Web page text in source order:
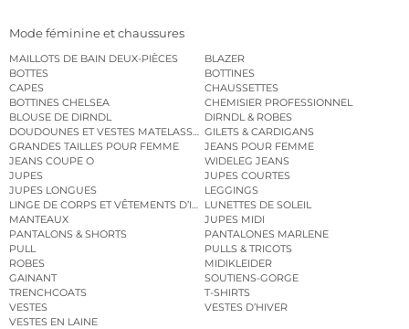
Mode féminine et chaussures
MAILLOTS DE BAIN DEUX-PIÈCES
BLAZER
BOTTES
BOTTINES
CAPES
CHAUSSETTES
BOTTINES CHELSEA
CHEMISIER PROFESSIONNEL
BLOUSE DE DIRNDL
DIRNDL & ROBES
DOUDOUNES ET VESTES MATELASSÉESGILETS & CARDIGANS
GRANDES TAILLES POUR FEMME
JEANS POUR FEMME
JEANS COUPE O
WIDELEG JEANS
JUPES
JUPES COURTES
JUPES LONGUES
LEGGINGS
LINGE DE CORPS ET VÊTEMENTS D’INTÉRIEURLUNETTES DE SOLEIL
MANTEAUX
JUPES MIDI
PANTALONS & SHORTS
PANTALONES MARLENE
PULL
PULLS & TRICOTS
ROBES
MIDIKLEIDER
GAINANT
SOUTIENS-GORGE
TRENCHCOATS
T-SHIRTS
VESTES
VESTES D’HIVER
VESTES EN LAINE